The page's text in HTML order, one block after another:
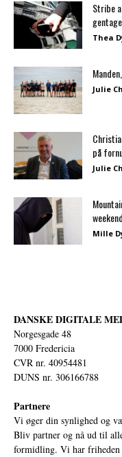
Stribe
Thea
Julie
på
Julie
Mille
DANSKE DIGITALE
Norgesgade 48
7000 Fredericia
CVR nr. 40954481
DUNS nr. 306166788
Partnere
Vi øger din synlighed og
Bliv partner og nå ud til
formidling. Vi har